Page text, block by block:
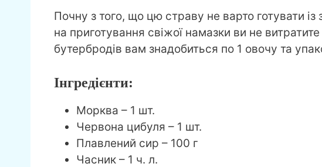
Почну з того, що цю страву не варто готувати
на приготування свіжої намазки ви не
бутербродів вам знадобиться по 1 овочу та
Інгредієнти:
Морква – 1 шт.
Червона цибуля – 1 шт.
Плавлений сир – 100 г
Часник – 1 ч. л.